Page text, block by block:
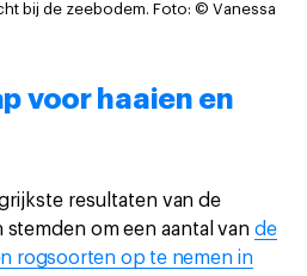
bij de zeebodem. Foto: © Vanessa
voor haaien en
resultaten van de
om een aantal van de
rogsoorten op te nemen in